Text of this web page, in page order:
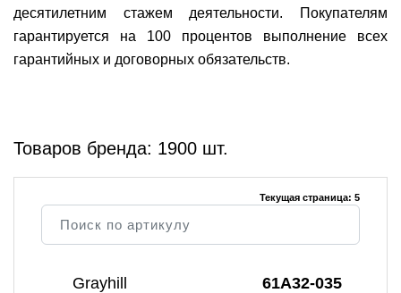
десятилетним стажем деятельности. Покупателям
гарантируется на 100 процентов выполнение всех
гарантийных и договорных обязательств.
Товаров бренда: 1900 шт.
Текущая страница: 5
Grayhill 61A32-035